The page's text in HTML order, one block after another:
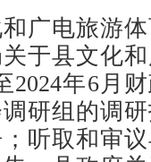
电旅游体
于县文化
2024年6月
研组的调
听取和审